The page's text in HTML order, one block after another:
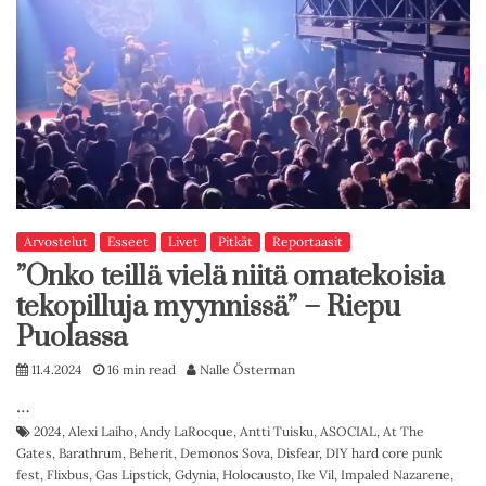
Arvostelut Esseet Livet Pitkät Reportaasit
”Onko teillä vielä niitä omatekoisia
tekopilluja myynnissä” – Riepu
Puolassa
11.4.2024 16 min read Nalle Österman
…
2024, Alexi Laiho, Andy LaRocque, Antti Tuisku, ASOCIAL, At The
Gates, Barathrum, Beherit, Demonos Sova, Disfear, DIY hard core punk
fest, Flixbus, Gas Lipstick, Gdynia, Holocausto, Ike Vil, Impaled Nazarene,